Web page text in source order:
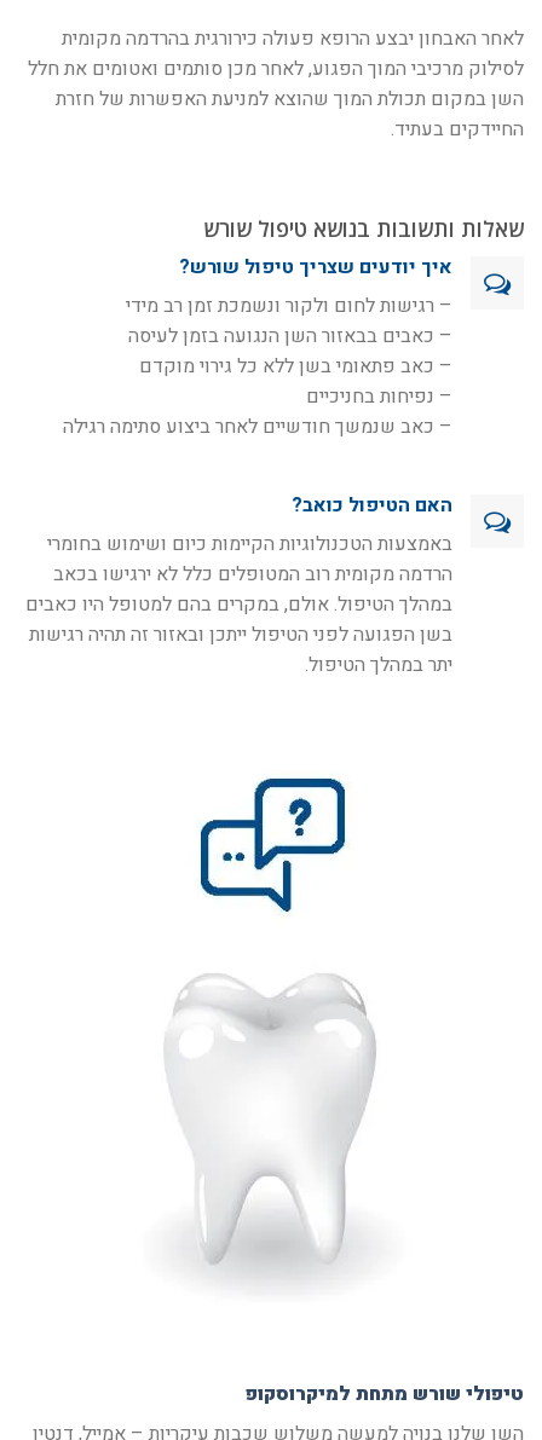
לאחר האבחון יבצע הרופא פעולה כירורגית בהרדמה מקומית
לסילוק מרכיבי המוך הפגוע, לאחר מכן סותמים ואטומים את חלל
השן במקום תכולת המוך שהוצא למניעת האפשרות של חזרת
החיידקים בעתיד.
שאלות ותשובות בנושא טיפול שורש
איך יודעים שצריך טיפול שורש?
– רגישות לחום ולקור ונשמכת זמן רב מידי
– כאבים בבאזור השן הנגועה בזמן לעיסה
– כאב פתאומי בשן ללא כל גירוי מוקדם
– נפיחות בחניכיים
– כאב שנמשך חודשיים לאחר ביצוע סתימה רגילה
האם הטיפול כואב?
באמצעות הטכנולוגיות הקיימות כיום ושימוש בחומרי
הרדמה מקומית רוב המטופלים כלל לא ירגישו בכאב
במהלך הטיפול. אולם, במקרים בהם למטופל היו כאבים
בשן הפגועה לפני הטיפול ייתכן ובאזור זה תהיה רגישות
יתר במהלך הטיפול.
טיפולי שורש מתחת למיקרוסקופ
השן שלנו בנויה למעשה משלוש שכבות עיקריות – אמייל, דנטין